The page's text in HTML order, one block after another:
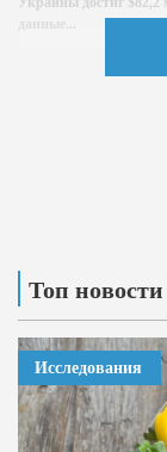
Топ новости
Исследования
данные...